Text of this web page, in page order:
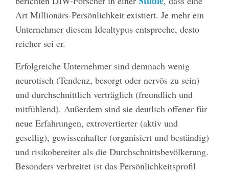
Art Millionärs-Persönlichkeit existiert. Je mehr ein
Unternehmer diesem Idealtypus entspreche, desto
reicher sei er.
Erfolgreiche Unternehmer sind demnach wenig
neurotisch (Tendenz, besorgt oder nervös zu sein)
und durchschnittlich verträglich (freundlich und
mitfühlend). Außerdem sind sie deutlich offener für
neue Erfahrungen, extrovertierter (aktiv und
gesellig), gewissenhafter (organisiert und beständig)
und risikobereiter als die Durchschnittsbevölkerung.
Besonders verbreitet ist das Persönlichkeitsprofil